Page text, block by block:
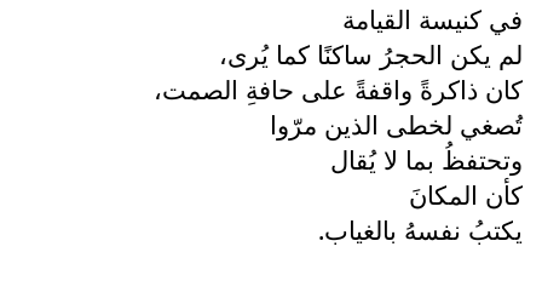
في كنيسة القيامة
لم يكن الحجرُ ساكنًا كما يُرى،
كان ذاكرةً واقفةً على حافةِ الصمت،
تُصغي لخطى الذين مرّوا
وتحتفظُ بما لا يُقال
كأن المكانَ
يكتبُ نفسهُ بالغياب.